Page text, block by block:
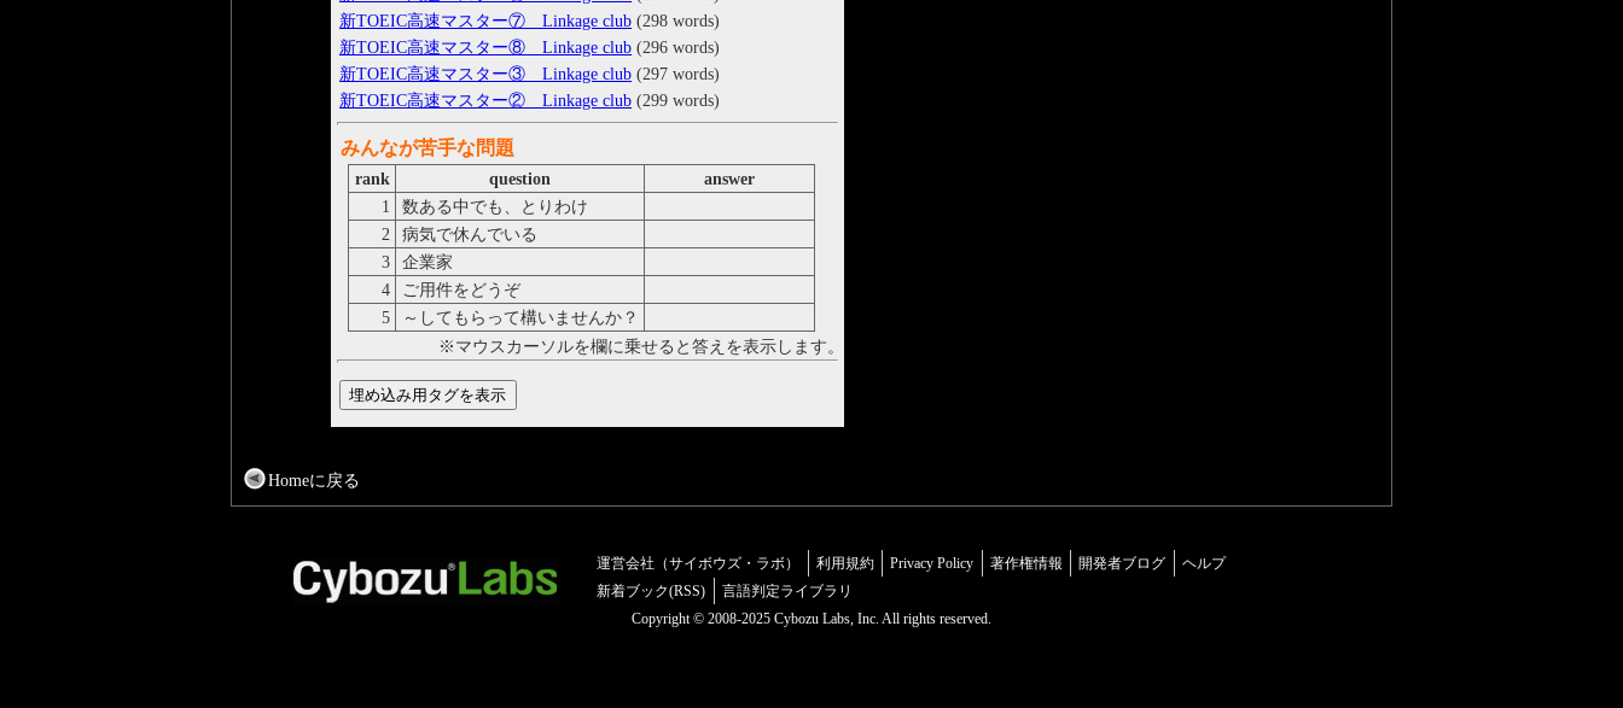
新TOEIC高速マスター⑦ Linkage club (298 words)
新TOEIC高速マスター⑧ Linkage club (296 words)
新TOEIC高速マスター③ Linkage club (297 words)
新TOEIC高速マスター② Linkage club (299 words)
みんなが苦手な問題
rank question
answer
1
数ある中でも、とりわけ
2
病気で休んでいる
3
企業家
4
ご用件をどうぞ
5
～してもらって構いませんか？
※マウスカーソルを欄に乗せると答えを表示します。
Homeに戻る
運営会社（サイボウズ・ラボ） 利用規約 Privacy Policy 著作権情報 開発者ブログ
ヘルプ
新着ブック(RSS)
言語判定ライブラリ
Copyright © 2008-2025 Cybozu Labs, Inc. All rights reserved.